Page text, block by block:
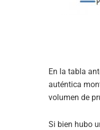
En la tabla
auténtica
volumen de
Si bien hubo